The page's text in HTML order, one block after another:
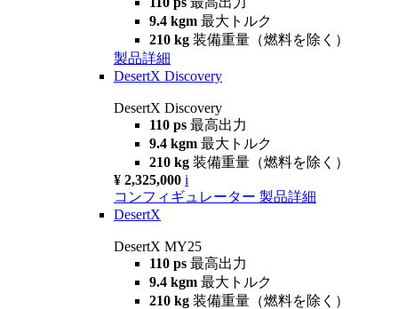
9.4 kgm 最大トルク
210 kg 装備重量（燃料を除く）
製品詳細
DesertX Discovery
DesertX Discovery
110 ps 最高出力
9.4 kgm 最大トルク
210 kg 装備重量（燃料を除く）
¥ 2,325,000 i
コンフィギュレーター 製品詳細
DesertX
DesertX MY25
110 ps 最高出力
9.4 kgm 最大トルク
210 kg 装備重量（燃料を除く）